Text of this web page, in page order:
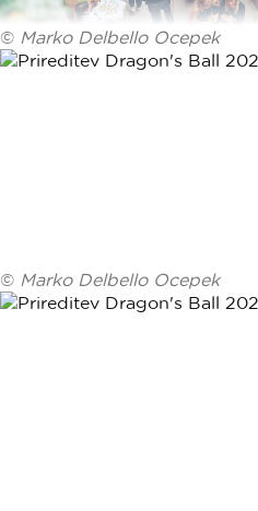
© Marko Delbello Ocepek
© Marko Delbello Ocepek